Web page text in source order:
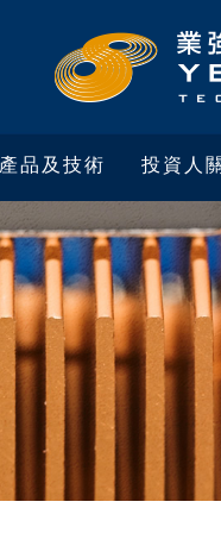
產品及技術 投資人